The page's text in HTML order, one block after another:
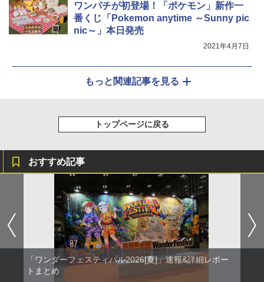
ワンパチが初登場！「ポケモン」新作一
番くじ「Pokemon anytime ～Sunny pic
nic～」本日発売
2021年4月7日
もっと関連記事を見る
トップページに戻る
おすすめ記事
「ワンダーフェスティバル2026[夏]」速報&詳細レポー
トまとめ